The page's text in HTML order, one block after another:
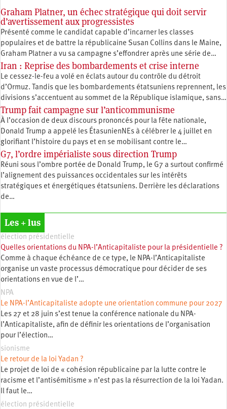
Graham Platner, un échec stratégique qui doit servir
d’avertissement aux progressistes
Présenté comme le candidat capable d’incarner les classes
populaires et de battre la républicaine Susan Collins dans le Maine,
Graham Platner a vu sa campagne s’effondrer après une série de…
Iran : Reprise des bombardements et crise interne
Le cessez-le-feu a volé en éclats autour du contrôle du détroit
d’Ormuz. Tandis que les bombardements étatsuniens reprennent, les
divisions s’accentuent au sommet de la République islamique, sans…
Trump fait campagne sur l’anticommunisme
À l’occasion de deux discours prononcés pour la fête nationale,
Donald Trump a appelé les ÉtasunienNEs à célébrer le 4 juillet en
glorifiant l’histoire du pays et en se mobilisant contre le…
G7, l’ordre impérialiste sous direction Trump
Réuni sous l’ombre portée de Donald Trump, le G7 a surtout confirmé
l’alignement des puissances occidentales sur les intérêts
stratégiques et énergétiques étatsuniens. Derrière les déclarations
de…
Les + lus
élection présidentielle
Quelles orientations du NPA-l’Anticapitaliste pour la présidentielle ?
Comme à chaque échéance de ce type, le NPA-l’Anticapitaliste
organise un vaste processus démocratique pour décider de ses
orientations en vue de l’…
NPA
Le NPA-l’Anticapitaliste adopte une orientation commune pour 2027
Les 27 et 28 juin s’est tenue la conférence nationale du NPA-
l’Anticapitaliste, afin de définir les orientations de l’organisation
pour l’élection…
sionisme
Le retour de la loi Yadan ?
Le projet de loi de « cohésion républicaine par la lutte contre le
racisme et l’antisémitisme » n’est pas la résurrection de la loi Yadan.
Il faut le…
élection présidentielle